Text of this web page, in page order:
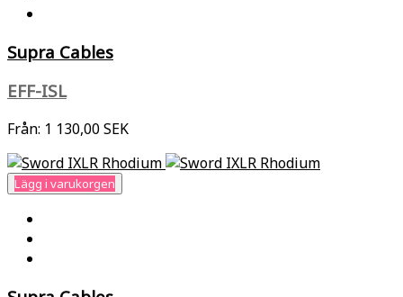
Supra Cables
EFF-ISL
Från: 1 130,00 SEK
Lägg i varukorgen